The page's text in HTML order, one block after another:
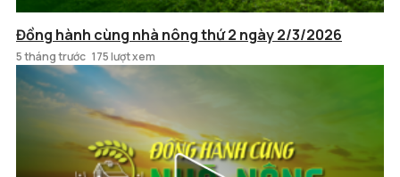
Đồng hành cùng nhà nông thứ 2 ngày 2/3/2026
5 tháng trước 175 lượt xem